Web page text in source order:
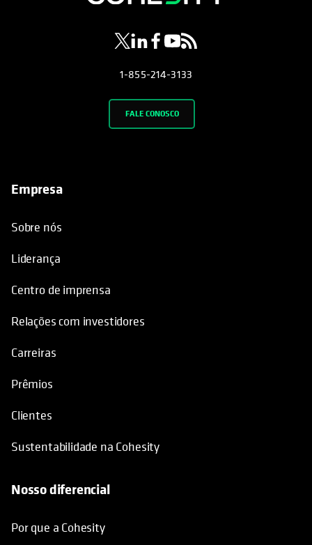
1-855-214-3133
FALE CONOSCO
Empresa
Sobre nós
Liderança
Centro de imprensa
Relações com investidores
Carreiras
Prêmios
Clientes
Sustentabilidade na Cohesity
Nosso diferencial
Por que a Cohesity